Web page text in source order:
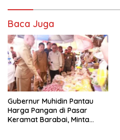
Baca Juga
Gubernur Muhidin Pantau
Harga Pangan di Pasar
Keramat Barabai, Minta